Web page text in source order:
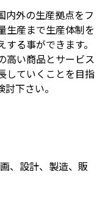
内外の生産拠点をフ
生産まで生産体制を
る事ができます。
高い商品とサービス
していくことを目指
下さい。
、設計、製造、販